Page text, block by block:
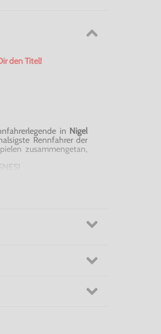
den Titel!
in Nigel
Rennfahrer der
zusammengetan,